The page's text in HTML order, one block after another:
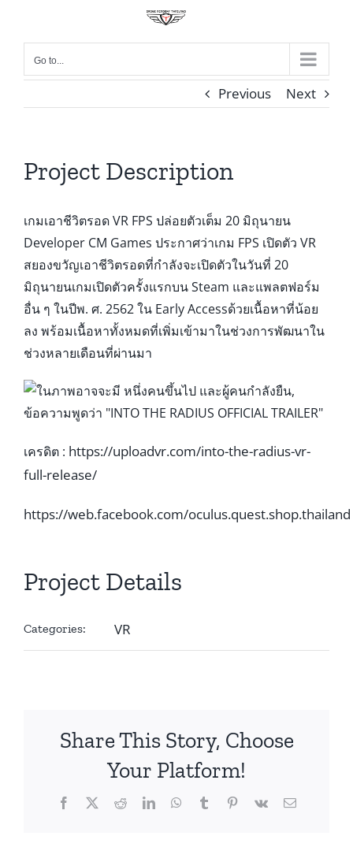
contentGo to...
Previous Next
Project Description
เกมเอาชีวิตรอด VR FPS ปล่อยตัวเต็ม 20 มิถุนายน
Developer CM Games ประกาศว่าเกม FPS เปิดตัว VR
สยองขวัญเอาชีวิตรอดที่กำลังจะเปิดตัวในวันที่ 20
มิถุนายนเกมเปิดตัวครั้งแรกบน Steam และแพลตฟอร์ม
อื่น ๆ ในปีพ. ศ. 2562 ใน Early Accessด้วยเนื้อหาที่น้อย
ลง พร้อมเนื้อหาทั้งหมดที่เพิ่มเข้ามาในช่วงการพัฒนาใน
ช่วงหลายเดือนที่ผ่านมา
เครดิต : https://uploadvr.com/into-the-radius-vr-
full-release/
https://web.facebook.com/oculus.quest.shop.thailand
Project Details
Categories: VR
Share This Story, Choose
Your Platform!
Facebook
X RedditLinkedInWhatsApp
TumblrPinterest
Vk Email